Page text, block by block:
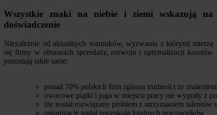
Wszystkie znaki na niebie i ziemi wskazują na
doświadczenie
Niezależnie od aktualnych warunków, wyzwania z którymi mierzą
się firmy w obszarach sprzedaży, rozwoju i optymalizacji kosztów
pozostają takie same:
ponad 70% polskich firm zgłasza trudności ze
owocowe piątki i joga w miejscu pracy nie wygrały z
nie został rozwiązany problem z utrzymaniem talentów
organizacje nadal poszukują lojalnych pracowników